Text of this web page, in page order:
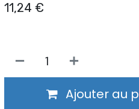
11,24 €
Ajouter au